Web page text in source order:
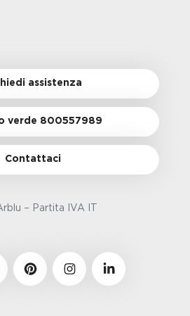
assistenza
verde 800557989
Contattaci
– Partita IVA IT